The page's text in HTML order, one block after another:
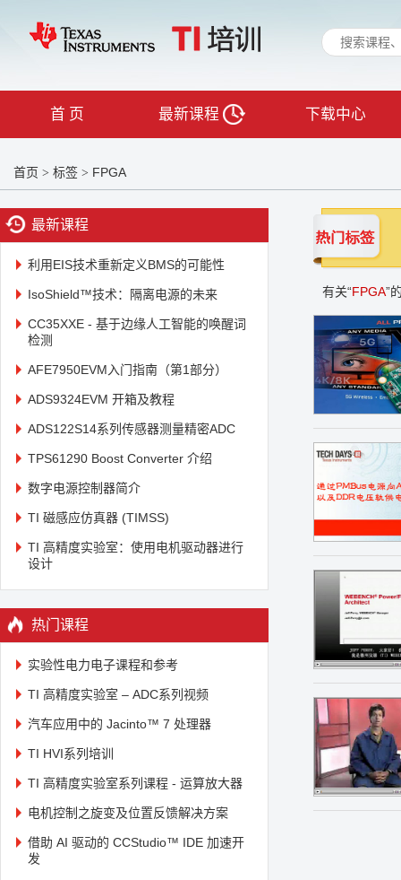
首 页 最新课程 下载中心
首页 > 标签 > FPGA
最新课程
利用EIS技术重新定义BMS的可能性
IsoShield™技术：隔离电源的未来
CC35XXE - 基于边缘人工智能的唤醒词
检测
AFE7950EVM入门指南（第1部分）
ADS9324EVM 开箱及教程
ADS122S14系列传感器测量精密ADC
TPS61290 Boost Converter 介绍
数字电源控制器简介
TI 磁感应仿真器 (TIMSS)
TI 高精度实验室：使用电机驱动器进行
设计
热门课程
实验性电力电子课程和参考
TI 高精度实验室 – ADC系列视频
汽车应用中的 Jacinto™ 7 处理器
TI HVI系列培训
TI 高精度实验室系列课程 - 运算放大器
电机控制之旋变及位置反馈解决方案
借助 AI 驱动的 CCStudio™ IDE 加速开
发
有关“FPGA”